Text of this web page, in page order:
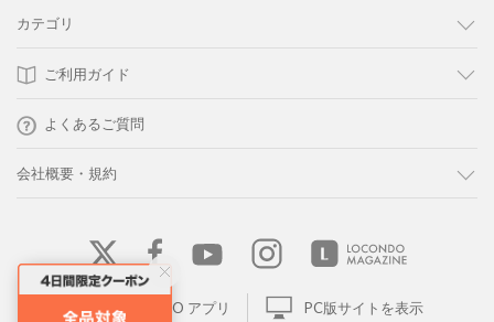
カテゴリ
ご利用ガイド
よくあるご質問
会社概要・規約
LOCONDO アプリ PC版サイトを表示